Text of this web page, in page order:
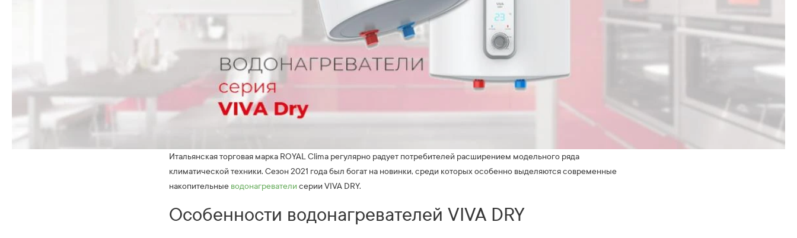
Итальянская торговая марка ROYAL Clima регулярно радует потребителей расширением модельного ряда
климатической техники. Сезон 2021 года был богат на новинки, среди которых особенно выделяются современные
накопительные водонагреватели серии VIVA DRY.
Особенности водонагревателей VIVA DRY